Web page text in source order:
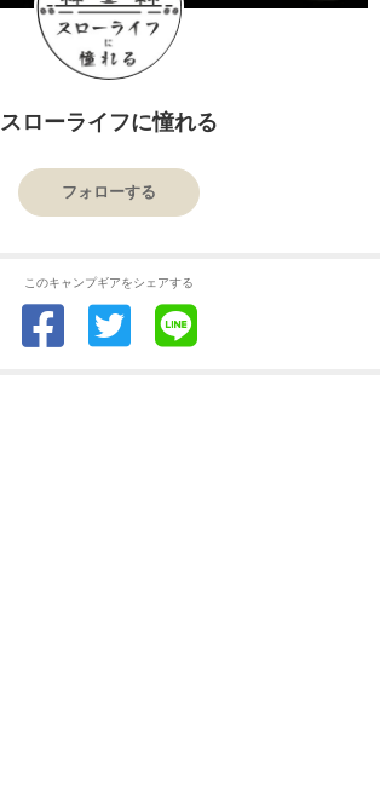
スローライフに憧れる
フォローする
このキャンプギアをシェアする